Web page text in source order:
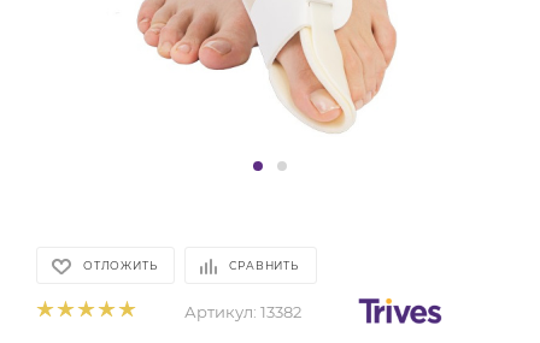
ОТЛОЖИТЬ СРАВНИТЬ
Артикул: 13382